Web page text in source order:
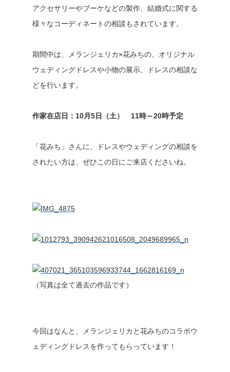
アクセサリーやブーケなどの製作、結婚式に関する
様々なコーディネートの相談もされています。
期間中は、メランジェリカ×花みちの、オリジナル
ウェディングドレスや小物の展示、ドレスの相談な
どを行います。
作家在店日：10月5日（土） 11時～20時予定
「花みち」さんに、ドレスやウェディングの相談を
されたい方は、ぜひこの日にご来店くださいね。
（写真は全て過去の作品です）
今回はなんと、メランジェリカと花みちのコラボウ
ェディングドレスを作ってもらっています！